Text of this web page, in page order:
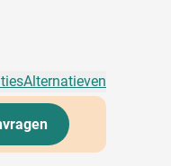
Alternatieven